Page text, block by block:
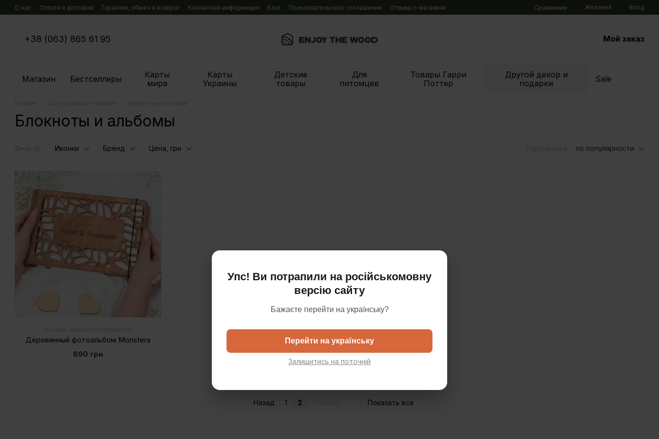
Перейти к основному контенту
Упс! Ви потрапили на російськомовну
версію сайту
Бажаєте перейти на українську?
Перейти на українську
Залишитись на поточній
О нас Оплата и доставка Гарантия, обмен и возврат Контактная информация Блог Пользовательское соглашение Отзывы о магазине Сравнение Желания Вход
+38 (063) 865 61 95 Мой заказ
Магазин Бестселлеры
Карты
мира
Карты
Украины
Детские
товары
Для
питомцев
Товары Гарри
Поттер
Другой декор и
подарки
Sale
Блокноты и альбомы
Иконки Бренд Цена, грн по популярности
Деревянный фотоальбом Monstera
690 грн
Назад 1 2 Показать все